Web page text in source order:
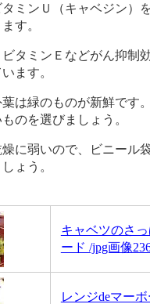
タミンＵ（キャベジン）
す。
ビタミンＥなどがん抑制
ます。
葉は緑のものが新鮮です
のを選びましょう。
燥に弱いので、ビニール
ょう。
キャベツのさ
ード /jpg画像
レンジdeマー